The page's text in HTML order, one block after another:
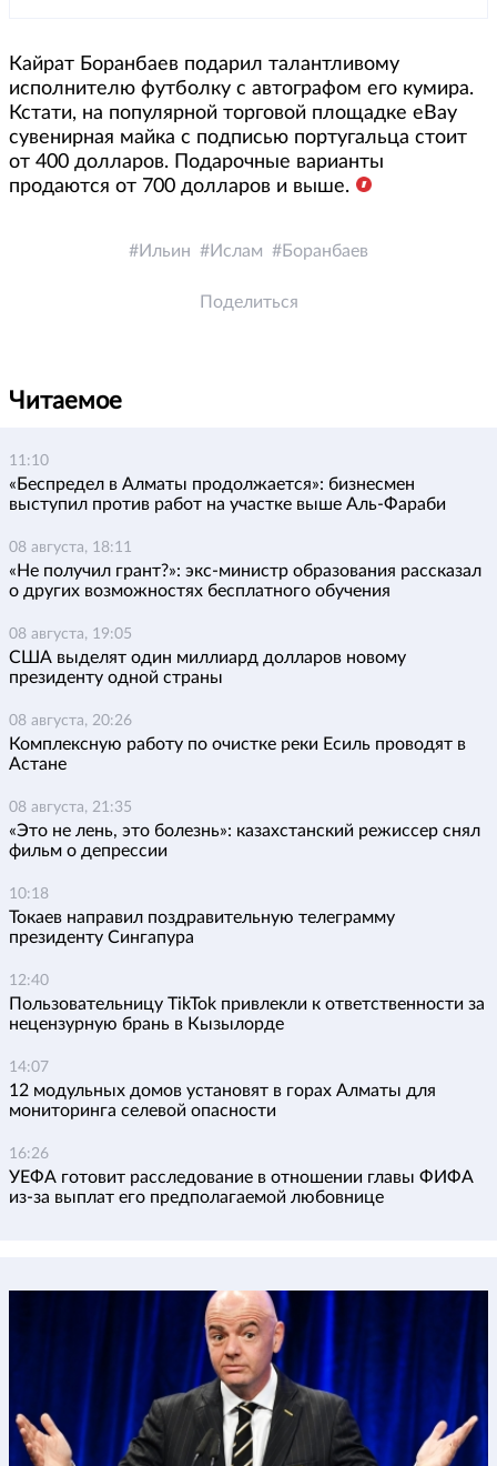
Кайрат Боранбаев подарил талантливому
исполнителю футболку с автографом его кумира.
Кстати, на популярной торговой площадке eBay
сувенирная майка с подписью португальца стоит
от 400 долларов. Подарочные варианты
продаются от 700 долларов и выше.
Ильин Ислам Боранбаев
Поделиться
Читаемое
11:10
«Беспредел в Алматы продолжается»: бизнесмен
выступил против работ на участке выше Аль-Фараби
08 августа, 18:11
«Не получил грант?»: экс-министр образования рассказал
о других возможностях бесплатного обучения
08 августа, 19:05
США выделят один миллиард долларов новому
президенту одной страны
08 августа, 20:26
Комплексную работу по очистке реки Есиль проводят в
Астане
08 августа, 21:35
«Это не лень, это болезнь»: казахстанский режиссер снял
фильм о депрессии
10:18
Токаев направил поздравительную телеграмму
президенту Сингапура
12:40
Пользовательницу TikTok привлекли к ответственности за
нецензурную брань в Кызылорде
14:07
12 модульных домов установят в горах Алматы для
мониторинга селевой опасности
16:26
УЕФА готовит расследование в отношении главы ФИФА
из-за выплат его предполагаемой любовнице